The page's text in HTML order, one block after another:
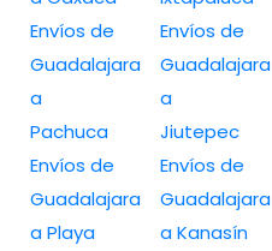
Envíos de
Guadalajara
a
Pachuca
Envíos de
Guadalajara
a Playa
Envíos de
Guadalajara
a
Jiutepec
Envíos de
Guadalajara
a Kanasín